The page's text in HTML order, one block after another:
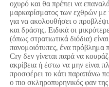
οχυρό και θα πρέπει να
μαρκαρίσματος των εχθρών με
για να ακολουθήσει ο
και δράσης. Ειδικά οι
(όπως στρατιωτικά διόδια)
πανομοιότυπες, ένα πρόβλημα
Cry δεν γίνεται παρά να
ακρίβεια ή έστω να μην είναι
προσφέρει το κάτι παραπάνω
ο πιο σκληροπυρηνικός φαν της